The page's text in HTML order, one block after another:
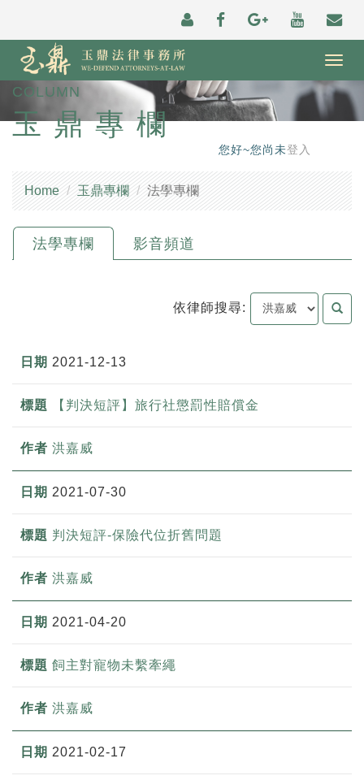
COLUMN
玉鼎專欄
您好~您尚未登入
Home 玉鼎專欄 法學專欄
法學專欄 影音頻道
依律師搜尋:
2021-12-13
【判決短評】旅行社懲罰性賠償金
洪嘉威
2021-07-30
判決短評-保險代位折舊問題
洪嘉威
2021-04-20
飼主對寵物未繫牽繩
洪嘉威
2021-02-17